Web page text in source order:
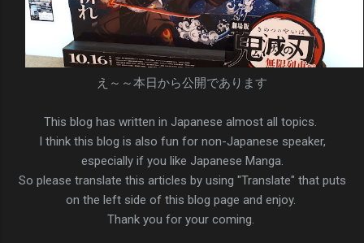
え～～本日から公開であります
This blog has written in Japanese almost all topics.
I think this blog is also fun for non-Japanese speaker,
especially if you like Japanese Manga.
So please translate this articles by using "Translate" that puts
on the left side of this blog page and enjoy.
Thank you for your coming.